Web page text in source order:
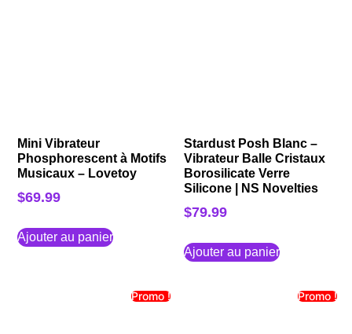
Mini Vibrateur
Phosphorescent à Motifs
Musicaux – Lovetoy
$69.99
Ajouter au panier
Stardust Posh Blanc –
Vibrateur Balle Cristaux
Borosilicate Verre
Silicone | NS Novelties
$79.99
Ajouter au panier
Promo ! Promo !